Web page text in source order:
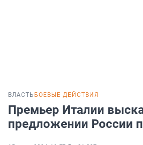
ВЛАСТЬ БОЕВЫЕ ДЕЙСТВИЯ
Премьер Италии
предложении России